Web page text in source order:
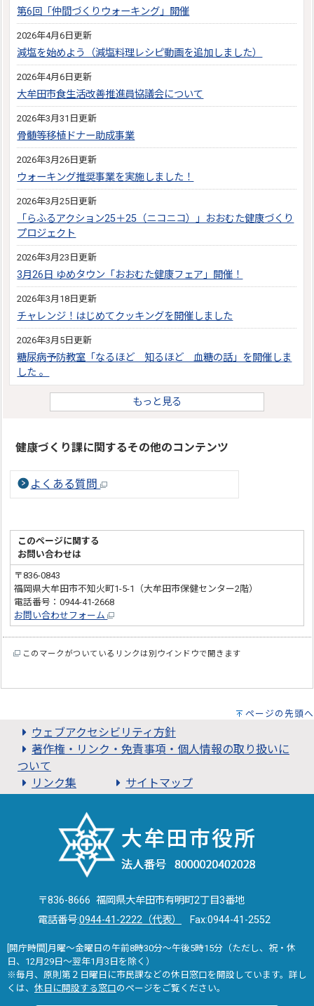
第6回「仲間づくりウォーキング」開催
2026年4月6日更新
減塩を始めよう（減塩料理レシピ動画を追加しました）
2026年4月6日更新
大牟田市食生活改善推進員協議会について
2026年3月31日更新
骨髄等移植ドナー助成事業
2026年3月26日更新
ウォーキング推奨事業を実施しました！
2026年3月25日更新
「らふるアクション25＋25（ニコニコ）」おおむた健康づくり
プロジェクト
2026年3月23日更新
3月26日 ゆめタウン「おおむた健康フェア」開催！
2026年3月18日更新
チャレンジ！はじめてクッキングを開催しました
2026年3月5日更新
糖尿病予防教室「なるほど 知るほど 血糖の話」を開催しま
した 。
もっと見る
健康づくり課に関するその他のコンテンツ
よくある質問
このページに関する
お問い合わせは
〒836-0843
福岡県大牟田市不知火町1-5-1（大牟田市保健センター2階）
電話番号：0944-41-2668
お問い合わせフォーム
このマークがついているリンクは別ウインドウで開きます
ページの先頭へ
ウェブアクセシビリティ方針
著作権・リンク・免責事項・個人情報の取り扱いに
ついて
リンク集
サイトマップ
〒836-8666 福岡県大牟田市有明町2丁目3番地
電話番号:0944-41-2222（代表） Fax:0944-41-2552
[開庁時間]月曜～金曜日の午前8時30分～午後5時15分（ただし、祝・休
日、12月29日～翌年1月3日を除く）
※毎月、原則第２日曜日に市民課などの休日窓口を開設しています。詳し
くは、 休日に開設する窓口のページをご覧ください。